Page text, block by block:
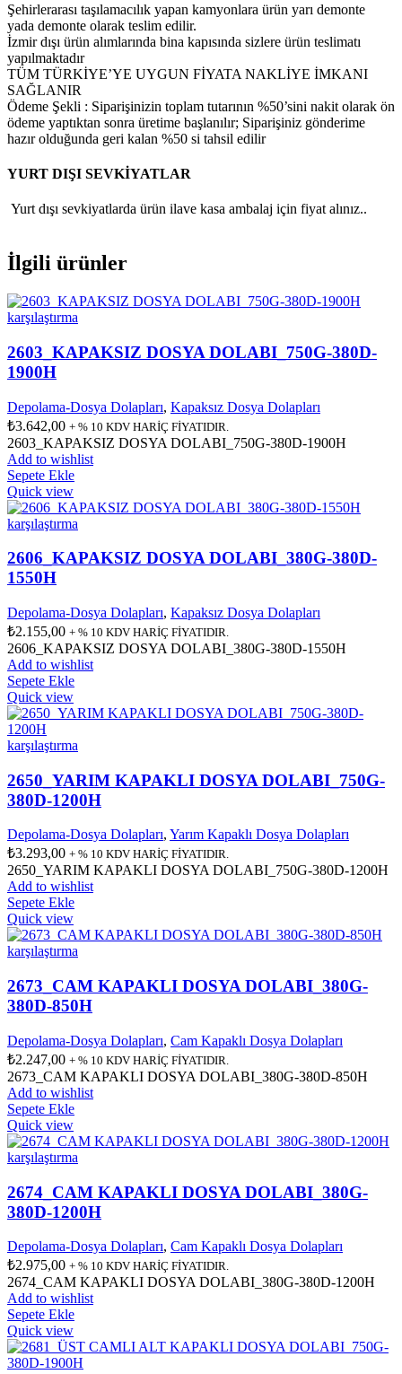
Şehirlerarası taşılamacılık yapan kamyonlara ürün yarı demonte
yada demonte olarak teslim edilir.
İzmir dışı ürün alımlarında bina kapısında sizlere ürün teslimatı
yapılmaktadır
TÜM TÜRKİYE’YE UYGUN FİYATA NAKLİYE İMKANI
SAĞLANIR
Ödeme Şekli : Siparişinizin toplam tutarının %50’sini nakit olarak ön
ödeme yaptıktan sonra üretime başlanılır; Siparişiniz gönderime
hazır olduğunda geri kalan %50 si tahsil edilir
YURT DIŞI SEVKİYATLAR
Yurt dışı sevkiyatlarda ürün ilave kasa ambalaj için fiyat alınız..
İlgili ürünler
karşılaştırma
2603_KAPAKSIZ DOSYA DOLABI_750G-380D-
1900H
Depolama-Dosya Dolapları, Kapaksız Dosya Dolapları
₺3.642,00 + % 10 KDV HARİÇ FİYATIDIR.
2603_KAPAKSIZ DOSYA DOLABI_750G-380D-1900H
Add to wishlist
Sepete Ekle
Quick view
karşılaştırma
2606_KAPAKSIZ DOSYA DOLABI_380G-380D-
1550H
Depolama-Dosya Dolapları, Kapaksız Dosya Dolapları
₺2.155,00 + % 10 KDV HARİÇ FİYATIDIR.
2606_KAPAKSIZ DOSYA DOLABI_380G-380D-1550H
Add to wishlist
Sepete Ekle
Quick view
karşılaştırma
2650_YARIM KAPAKLI DOSYA DOLABI_750G-
380D-1200H
Depolama-Dosya Dolapları, Yarım Kapaklı Dosya Dolapları
₺3.293,00 + % 10 KDV HARİÇ FİYATIDIR.
2650_YARIM KAPAKLI DOSYA DOLABI_750G-380D-1200H
Add to wishlist
Sepete Ekle
Quick view
karşılaştırma
2673_CAM KAPAKLI DOSYA DOLABI_380G-
380D-850H
Depolama-Dosya Dolapları, Cam Kapaklı Dosya Dolapları
₺2.247,00 + % 10 KDV HARİÇ FİYATIDIR.
2673_CAM KAPAKLI DOSYA DOLABI_380G-380D-850H
Add to wishlist
Sepete Ekle
Quick view
karşılaştırma
2674_CAM KAPAKLI DOSYA DOLABI_380G-
380D-1200H
Depolama-Dosya Dolapları, Cam Kapaklı Dosya Dolapları
₺2.975,00 + % 10 KDV HARİÇ FİYATIDIR.
2674_CAM KAPAKLI DOSYA DOLABI_380G-380D-1200H
Add to wishlist
Sepete Ekle
Quick view